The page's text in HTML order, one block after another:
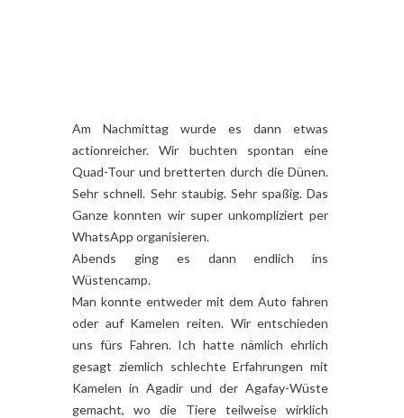
Am Nachmittag wurde es dann etwas
actionreicher. Wir buchten spontan eine
Quad-Tour und bretterten durch die Dünen.
Sehr schnell. Sehr staubig. Sehr spaßig. Das
Ganze konnten wir super unkompliziert per
WhatsApp organisieren.
Abends ging es dann endlich ins
Wüstencamp.
Man konnte entweder mit dem Auto fahren
oder auf Kamelen reiten. Wir entschieden
uns fürs Fahren. Ich hatte nämlich ehrlich
gesagt ziemlich schlechte Erfahrungen mit
Kamelen in Agadir und der Agafay-Wüste
gemacht, wo die Tiere teilweise wirklich